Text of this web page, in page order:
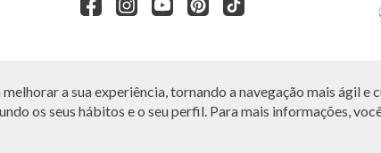
a sua experiência, tornando a navegação mais ágil e
os seus hábitos e o seu perfil. Para mais informações,
A BO.BÔ reserva-se no direito de corrigir ou alterar informações como:
Em caso de dúvidas:
0800 440 2222.
Horário de Atendimento: das 8h às 20h de segunda a sábado, exceto